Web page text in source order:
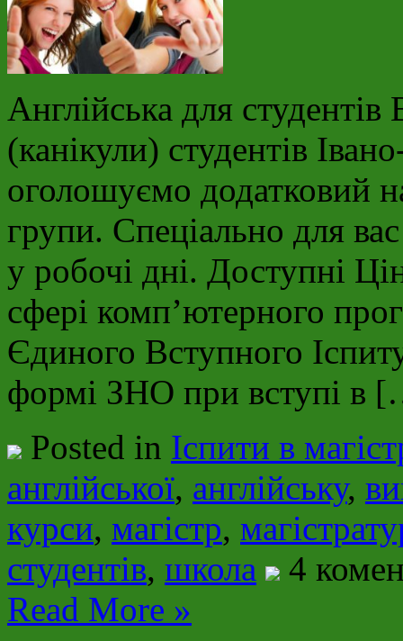
Англійська для
(канікули) студентів
оголошуємо додатковий
групи. Спеціально для
у робочі дні. Доступні
сфері комп’ютерного
Єдиного Вступного
формі ЗНО при вступі в
Posted in Іспити в
англійської, англійську,
курси, магістр,
студентів, школа
4
Read More »